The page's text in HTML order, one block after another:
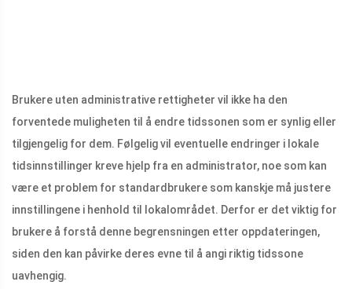
Brukere uten administrative rettigheter vil ikke ha den
forventede muligheten til å endre tidssonen som er synlig eller
tilgjengelig for dem. Følgelig vil eventuelle endringer i lokale
tidsinnstillinger kreve hjelp fra en administrator, noe som kan
være et problem for standardbrukere som kanskje må justere
innstillingene i henhold til lokalområdet. Derfor er det viktig for
brukere å forstå denne begrensningen etter oppdateringen,
siden den kan påvirke deres evne til å angi riktig tidssone
uavhengig.